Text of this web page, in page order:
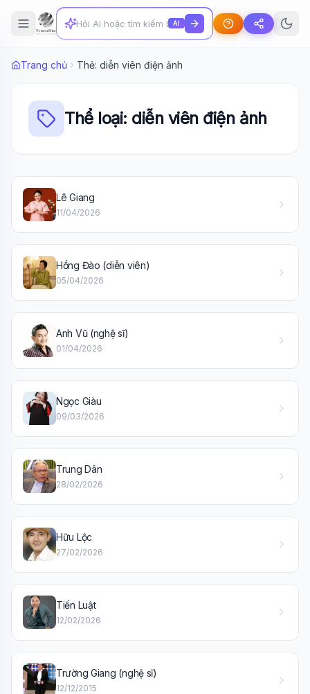
AI
Trang chủ Thẻ: diễn viên điện ảnh
Thể loại: diễn viên điện ảnh
Lê Giang
11/04/2026
Hồng Đào (diễn viên)
05/04/2026
Anh Vũ (nghệ sĩ)
01/04/2026
Ngọc Giàu
09/03/2026
Trung Dân
28/02/2026
Hữu Lộc
27/02/2026
Tiến Luật
12/02/2026
Trường Giang (nghệ sĩ)
12/12/2015
🤖Wiki Trợ Lý
Tôi là trợ lý AI của TuDienWiki. Hãy hỏi tôi bất kỳ điều gì
🪐 Sao Mộc là gì?
📚 Lịch sử Việt Nam